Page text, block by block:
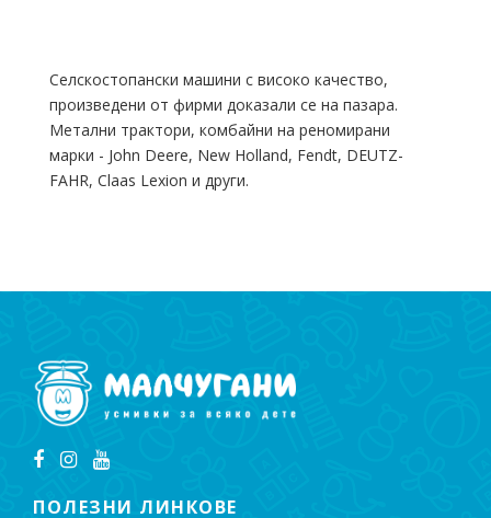
Селскостопански машини с високо качество,
произведени от фирми доказали се на пазара.
Метални трактори, комбайни на реномирани
марки - John Deere, New Holland, Fendt, DEUTZ-
FAHR, Claas Lexion и други.
ПОЛЕЗНИ ЛИНКОВЕ